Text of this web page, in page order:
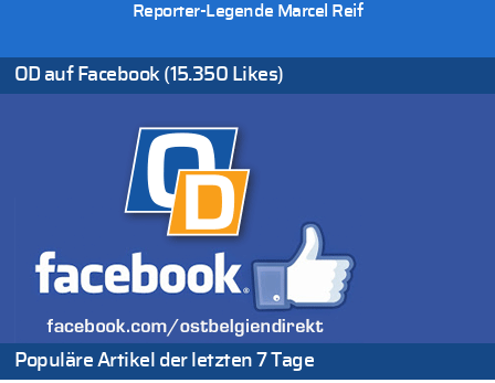
07.08.2026 - 19:52 von Hugo Egon Bernhard von Sinnen zu
Tempolimit in 30er-Zonen – Untersuchung von Vias
07.08.2026 - 18:31 von Panda46 zu
Teufel vorgestellt: „Ist mir eine große Ehre“
07.08.2026 - 17:56 von Mungo zu
Zweite Hitzewelle in diesem Sommer ist jetzt amtlich
07.08.2026 - 17:55 von M der Block zu
AS Eupen: „Keiner weiß, wohin die Reise geht…“
07.08.2026 - 16:38 von Joseph Meyer zu
Wasserstand des Rheins in NRW so niedrig wie noch nie
07.08.2026 - 16:29 von Dax zu
In Belgien missachten zwei von drei Autofahrern das
Tempolimit in 30er-Zonen – Untersuchung von Vias
Reporter-Legende Marcel Reif
OD auf Facebook (15.350 Likes)
Populäre Artikel der letzten 7 Tage